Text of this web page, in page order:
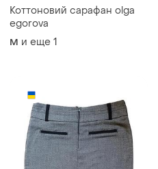
Коттоновий сарафан olga
egorova
M и еще 1